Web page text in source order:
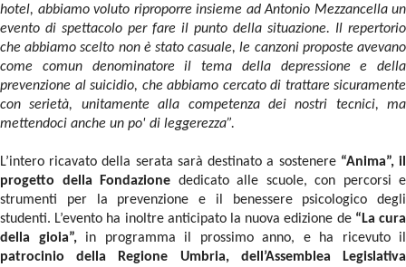
hotel, abbiamo voluto riproporre insieme ad Antonio Mezzancella un
evento di spettacolo per fare il punto della situazione. Il repertorio
che abbiamo scelto non è stato casuale, le canzoni proposte avevano
come comun denominatore il tema della depressione e della
prevenzione al suicidio, che abbiamo cercato di trattare sicuramente
con serietà, unitamente alla competenza dei nostri tecnici, ma
mettendoci anche un po' di leggerezza”.
L’intero ricavato della serata sarà destinato a sostenere “Anima”, il
progetto della Fondazione dedicato alle scuole, con percorsi e
strumenti per la prevenzione e il benessere psicologico degli
studenti. L’evento ha inoltre anticipato la nuova edizione de “La cura
della gioia”,in programma il prossimo anno, e ha ricevuto il
patrocinio della Regione Umbria, dell’Assemblea Legislativa